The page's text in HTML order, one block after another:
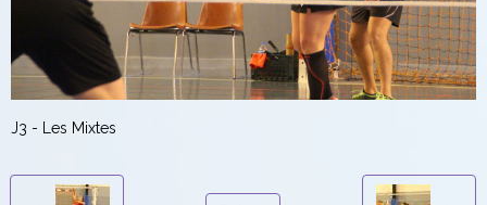
J3 - Les Mixtes